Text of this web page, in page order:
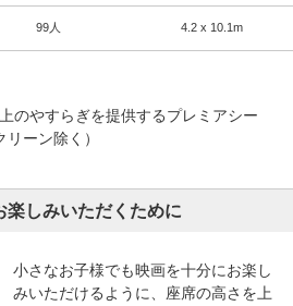
99人 4.2 x 10.1m
のやすらぎを提供するプレミアシー
ーン除く）
楽しみいただくために
小さなお子様でも映画を十分にお楽し
みいただけるように、座席の高さを上